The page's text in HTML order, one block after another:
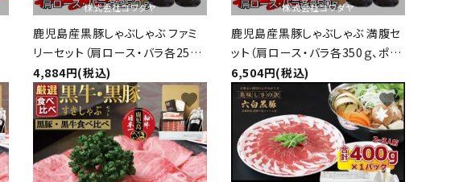
株式会社コワダヤ
鹿児島産黒豚しゃぶしゃぶ ファミ
リーセット（肩ロース・バラ各250
ｇ、ポン酢付き）
4,884円(税込)
株式会社コワダヤ
鹿児島産黒豚しゃぶしゃぶ 満腹セ
ット（肩ロース・バラ各350ｇ、ポン
酢付き）
6,504円(税込)
favorite favorite